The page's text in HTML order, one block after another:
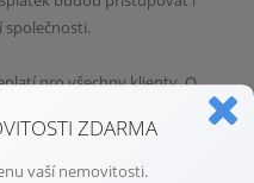
pro všechny klienty. O
posuzovat individuálně.
ZDARMA
vaší nemovitosti.